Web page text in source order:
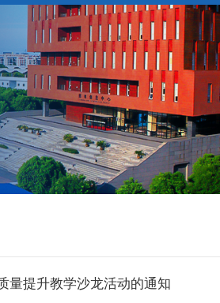
招生工作
就业工作
校友工作
通知公告
交流动态
合作项目
通知公告
党务工作
工会工作
纪委工作
量提升教学沙龙活动的通知